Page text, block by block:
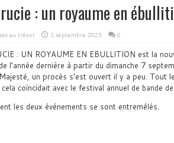
: un royaume en
au trésor 1 septembre 2025 0
: UN ROYAUME EN EBULLITION est la
l’année dernière à partir du dimanche 7
un procès s’est ouvert il y a peu. Tout
coïncidait avec le festival annuel de bande
les deux événements se sont entremêlés.